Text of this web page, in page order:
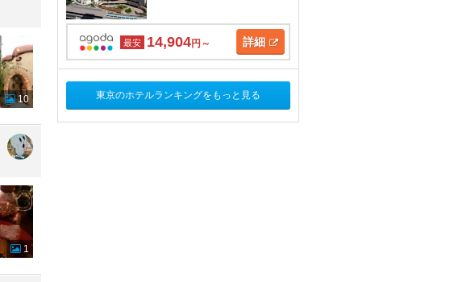
10
1
最安 14,904円～ 詳細
東京のホテルランキングをもっと見る